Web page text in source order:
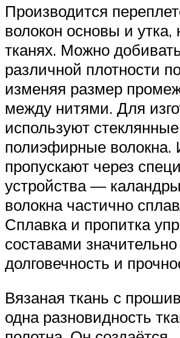
Производится
волокон основы и утка,
тканях. Можно
различной плотности
изменяя размер
между нитями. Для
используют
полиэфирные волокна.
пропускают через
устройства —
волокна частично
Сплавка и пропитка
составами
долговечность и
Вязаная ткань с
одна разновидность